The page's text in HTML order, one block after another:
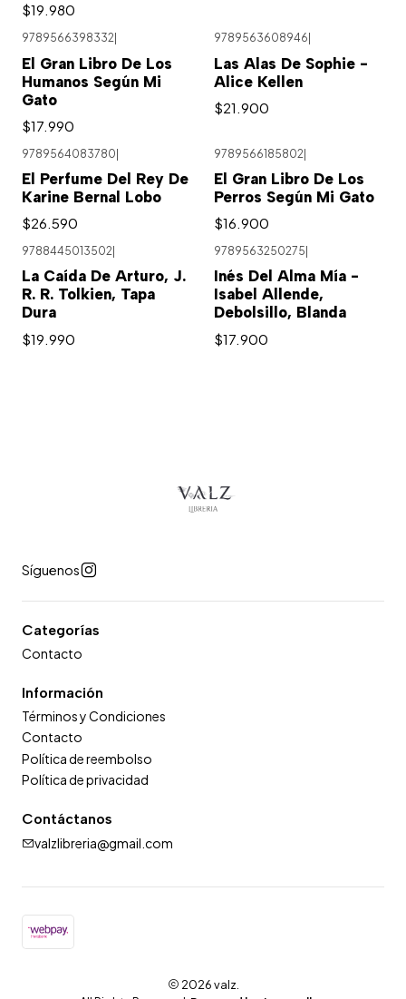
$19.980
9789566398332
El Gran Libro De Los
Humanos Según Mi
Gato
$17.990
9789563608946
Las Alas De Sophie -
Alice Kellen
$21.900
9789564083780
El Perfume Del Rey De
Karine Bernal Lobo
$26.590
9789566185802
El Gran Libro De Los
Perros Según Mi Gato
$16.900
9788445013502
La Caída De Arturo, J.
R. R. Tolkien, Tapa
Dura
$19.990
9789563250275
Inés Del Alma Mía -
Isabel Allende,
Debolsillo, Blanda
$17.900
Síguenos
Categorías
Contacto
Información
Términos y Condiciones
Contacto
Política de reembolso
Política de privacidad
Contáctanos
valzlibreria@gmail.com
2026 valz.